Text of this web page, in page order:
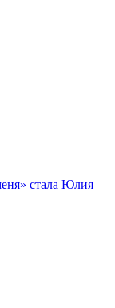
стала Юлия